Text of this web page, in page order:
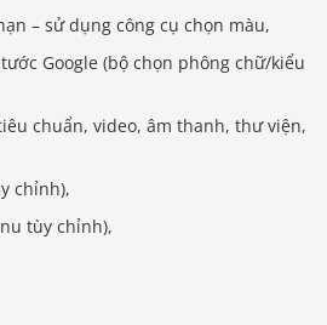
– sử dụng công cụ chọn màu,
Google (bộ chọn phông chữ/kiểu
chuẩn, video, âm thanh, thư viện,
chỉnh),
tùy chỉnh),